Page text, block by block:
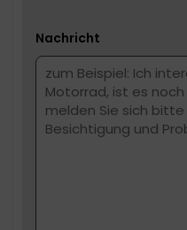
Nachricht